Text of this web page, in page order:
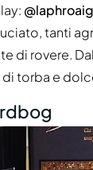
@laphroaig
tanti
di rovere.
torba e